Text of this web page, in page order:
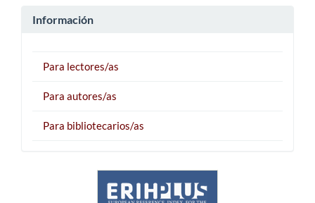
Información
Para lectores/as
Para autores/as
Para bibliotecarios/as